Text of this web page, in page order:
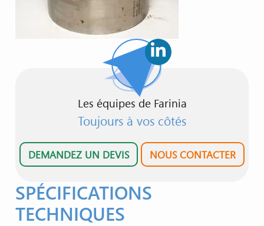
Les équipes de Farinia
Toujours à vos côtés
DEMANDEZ UN DEVIS NOUS CONTACTER
SPÉCIFICATIONS
TECHNIQUES